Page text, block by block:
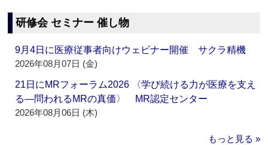
研修会 セミナー 催し物
9月4日に医療従事者向けウェビナー開催 サクラ精機
2026年08月07日 (金)
21日にMRフォーラム2026 〈学び続ける力が医療を支え
る―問われるMRの真価〉 MR認定センター
2026年08月06日 (木)
もっと見る »